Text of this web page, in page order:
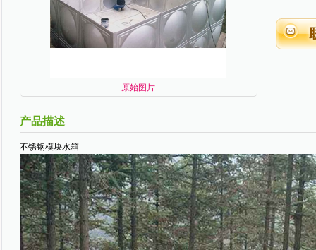
原始图片
产品描述
不锈钢模块水箱